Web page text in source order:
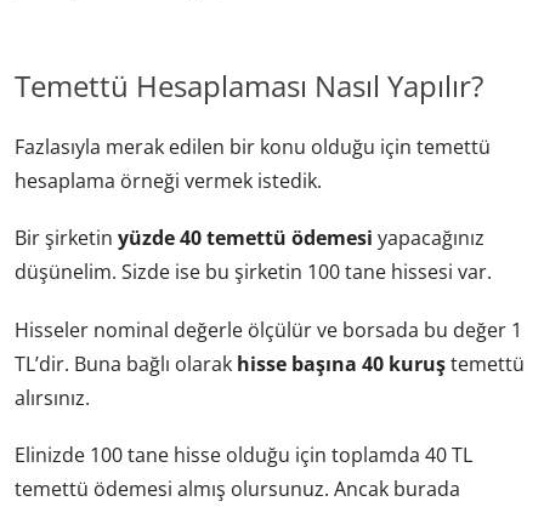
Temettü Hesaplaması Nasıl Yapılır?
Fazlasıyla merak edilen bir konu olduğu için temettü
hesaplama örneği vermek istedik.
Bir şirketin yüzde 40 temettü ödemesi yapacağınız
düşünelim. Sizde ise bu şirketin 100 tane hissesi var.
Hisseler nominal değerle ölçülür ve borsada bu değer 1
TL’dir. Buna bağlı olarak hisse başına 40 kuruştemettü
alırsınız.
Elinizde 100 tane hisse olduğu için toplamda 40 TL
temettü ödemesi almış olursunuz. Ancak burada